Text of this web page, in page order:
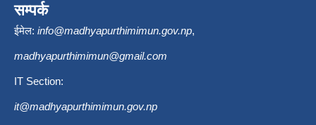
सम्पर्क
ईमेल: info@madhyapurthimimun.gov.np,
madhyapurthimimun@gmail.com
IT Section:
it@madhyapurthimimun.gov.np